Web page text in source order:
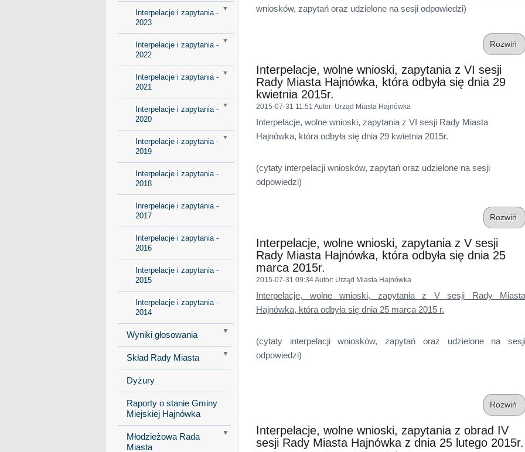
Interpelacje i zapytania -
2023
Interpelacje i zapytania -
2022
Interpelacje i zapytania -
2021
Interpelacje i zapytania -
2020
Interpelacje i zapytania -
2019
Interpelacje i zapytania -
2018
Inrerpelacje i zapytania -
2017
Interpelacje i zapytania -
2016
Interpelacje i zapytania -
2015
Interpelacje i zapytania -
2014
Wyniki głosowania
Skład Rady Miasta
Dyżury
Raporty o stanie Gminy
Miejskiej Hajnówka
Młodzieżowa Rada
Miasta
wniosków, zapytań oraz udzielone na sesji odpowiedzi)
Rozwiń
Interpelacje, wolne wnioski, zapytania z VI sesji
Rady Miasta Hajnówka, która odbyła się dnia 29
kwietnia 2015r.
2015-07-31 11:51 Autor: Urząd Miasta Hajnówka
Interpelacje, wolne wnioski, zapytania z VI sesji Rady Miasta
Hajnówka, która odbyła się dnia 29 kwietnia 2015r.
(cytaty interpelacji wniosków, zapytań oraz udzielone na sesji
odpowiedzi)
Rozwiń
Interpelacje, wolne wnioski, zapytania z V sesji
Rady Miasta Hajnówka, która odbyła się dnia 25
marca 2015r.
2015-07-31 09:34Autor: Urząd Miasta Hajnówka
Interpelacje, wolne wnioski, zapytania z V sesji Rady Miasta
Hajnówka, która odbyła się dnia 25 marca 2015 r.
(cytaty interpelacji wniosków, zapytań oraz udzielone na sesji
odpowiedzi)
Rozwiń
Interpelacje, wolne wnioski, zapytania z obrad IV
sesji Rady Miasta Hajnówka z dnia 25 lutego 2015r.